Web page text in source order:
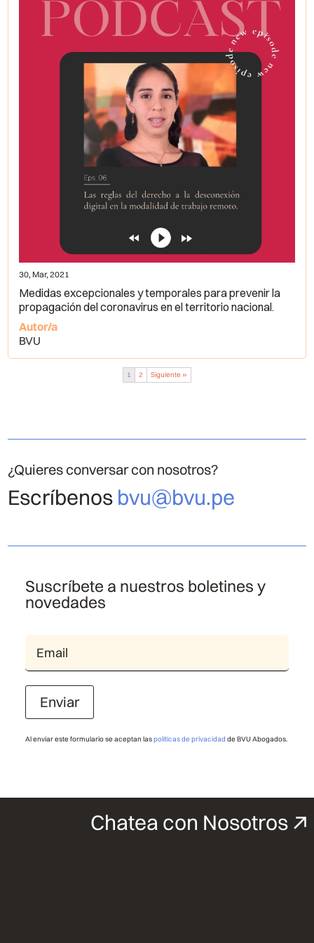
30, Mar, 2021
Medidas excepcionales y temporales para prevenir la
propagación del coronavirus en el territorio nacional.
Autor/a
BVU
1 2 Siguiente »
¿Quieres conversar con nosotros?
Escríbenos bvu@bvu.pe
Suscríbete a nuestros boletines y
novedades
Enviar
Al enviar este formulario se aceptan laspolíticas de privacidad de BVU Abogados.
Chatea con Nosotros